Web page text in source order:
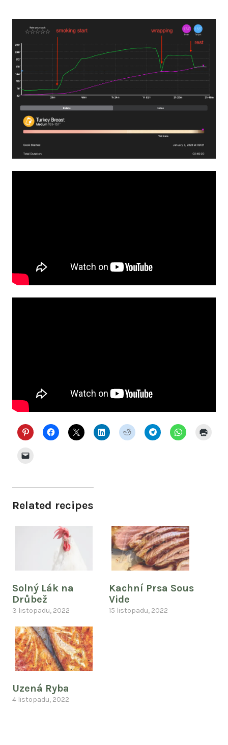
Related recipes
Solný Lák na
Drůbež
3 listopadu, 2022
Kachní Prsa Sous
Vide
15 listopadu, 2022
Uzená Ryba
4 listopadu, 2022